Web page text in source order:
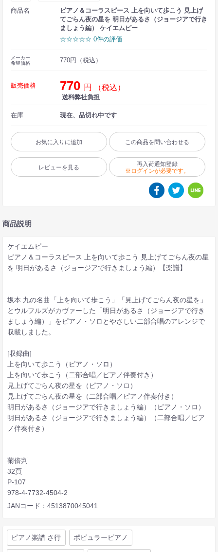
商品名
ピアノ＆コーラスピース 上を向いて歩こう 見上げ
てごらん夜の星を 明日があるさ（ジョージアで行き
ましょう編） ケイエムピー
☆☆☆☆☆ 0件の評価
メーカー
希望価格
770円（税込）
販売価格 770 円 （税込）
送料弊社負担
在庫 現在、品切れ中です
お気に入りに追加 この商品を問い合わせる
レビューを見る
再入荷通知登録
※ログインが必要です。
商品説明
ケイエムピー
ピアノ＆コーラスピース 上を向いて歩こう 見上げてごらん夜の星
を 明日があるさ（ジョージアで行きましょう編）【楽譜】
坂本 九の名曲「上を向いて歩こう」「見上げてごらん夜の星を」
とウルフルズがカヴァーした「明日があるさ（ジョージアで行き
ましょう編）」をピアノ・ソロとやさしい二部合唱のアレンジで
収載しました。
[収録曲]
上を向いて歩こう（ピアノ・ソロ）
上を向いて歩こう（二部合唱／ピアノ伴奏付き）
見上げてごらん夜の星を（ピアノ・ソロ）
見上げてごらん夜の星を（二部合唱／ピアノ伴奏付き）
明日があるさ（ジョージアで行きましょう編）（ピアノ・ソロ）
明日があるさ（ジョージアで行きましょう編）（二部合唱／ピア
ノ伴奏付き）
菊倍判
32頁
P-107
978-4-7732-4504-2
JANコード：4513870045041
ピアノ楽譜 さ行 ポピュラーピアノ